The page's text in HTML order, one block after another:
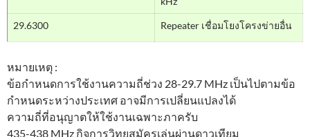
29.6300 Repeater เชื่อมโยงโครงข่ายอื่น
หมายเหตุ :
ข้อกำหนดการใช้งานความถี่ช่วง 28-29.7 MHz เป็นไปตามข้อ
กำหนดระหว่างประเทศ อาจมีการเปลี่ยนแปลงได้
ความถี่ที่อนุญาตให้ใช้งานเฉพาะภาครับ
435-438 MHz กิจการวิทยุสมัครเล่นผ่านดาวเทียม